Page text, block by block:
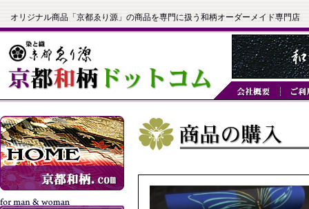
オリジナル商品「京都ゑり源」の商品を専門に扱う和柄オーダーメイド専門店